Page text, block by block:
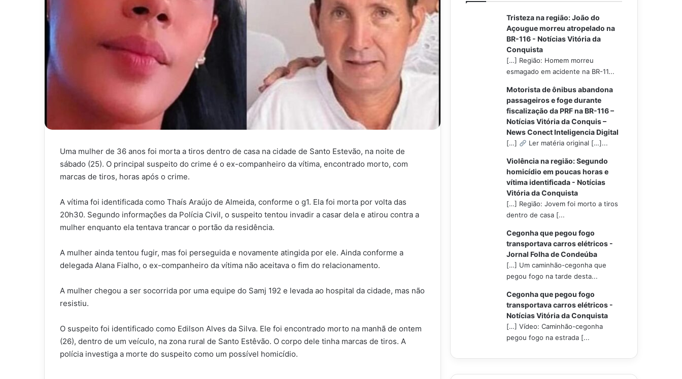
Uma mulher de 36 anos foi morta a tiros dentro de casa na cidade de Santo Estevão, na noite de
sábado (25). O principal suspeito do crime é o ex-companheiro da vítima, encontrado morto, com
marcas de tiros, horas após o crime.
A vítima foi identificada como Thaís Araújo de Almeida, conforme o g1. Ela foi morta por volta das
20h30. Segundo informações da Polícia Civil, o suspeito tentou invadir a casar dela e atirou contra a
mulher enquanto ela tentava trancar o portão da residência.
A mulher ainda tentou fugir, mas foi perseguida e novamente atingida por ele. Ainda conforme a
delegada Alana Fialho, o ex-companheiro da vítima não aceitava o fim do relacionamento.
A mulher chegou a ser socorrida por uma equipe do Samj 192 e levada ao hospital da cidade, mas não
resistiu.
O suspeito foi identificado como Edilson Alves da Silva. Ele foi encontrado morto na manhã de ontem
(26), dentro de um veículo, na zona rural de Santo Estêvão. O corpo dele tinha marcas de tiros. A
polícia investiga a morte do suspeito como um possível homicídio.
Tristeza na região: João do
Açougue morreu atropelado na
BR-116 - Notícias Vitória da
Conquista
[…] Região: Homem morreu
esmagado em acidente na BR-11...
Motorista de ônibus abandona
passageiros e foge durante
fiscalização da PRF na BR-116 –
Notícias Vitória da Conquis –
News Conect Inteligencia Digital
[…] Ler matéria original […]...
Violência na região: Segundo
homicídio em poucas horas e
vítima identificada - Notícias
Vitória da Conquista
[…] Região: Jovem foi morto a tiros
dentro de casa [...
Cegonha que pegou fogo
transportava carros elétricos -
Jornal Folha de Condeúba
[…] Um caminhão-cegonha que
pegou fogo na tarde desta...
Cegonha que pegou fogo
transportava carros elétricos -
Notícias Vitória da Conquista
[…] Vídeo: Caminhão-cegonha
pegou fogo na estrada [...